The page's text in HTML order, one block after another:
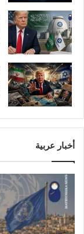
أخبار عربية